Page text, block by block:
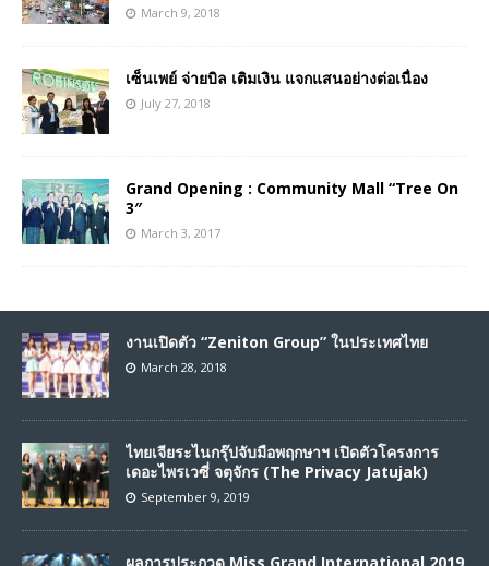
March 9, 2018
เซ็นเพย์ จ่ายบิล เติมเงิน แจกแสนอย่างต่อเนื่อง
July 27, 2018
Grand Opening : Community Mall “Tree On
3″
March 3, 2017
งานเปิดตัว “Zeniton Group” ในประเทศไทย
March 28, 2018
ไทยเจียระไนกรุ๊ปจับมือพฤกษาฯ เปิดตัวโครงการ
เดอะไพรเวซี่ จตุจักร (The Privacy Jatujak)
September 9, 2019